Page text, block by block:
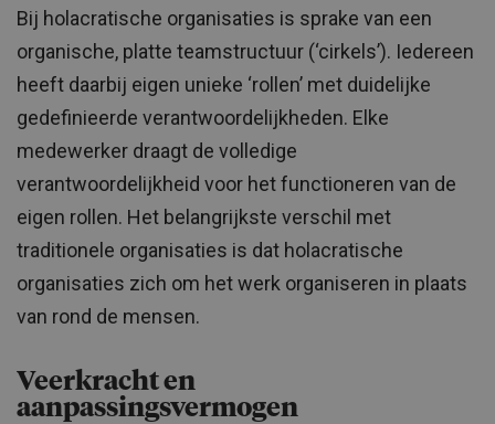
Bij holacratische organisaties is sprake van een
organische, platte teamstructuur (‘cirkels’). Iedereen
heeft daarbij eigen unieke ‘rollen’ met duidelijke
gedefinieerde verantwoordelijkheden. Elke
medewerker draagt de volledige
verantwoordelijkheid voor het functioneren van de
eigen rollen. Het belangrijkste verschil met
traditionele organisaties is dat holacratische
organisaties zich om het werk organiseren in plaats
van rond de mensen.
Veerkracht en
aanpassingsvermogen